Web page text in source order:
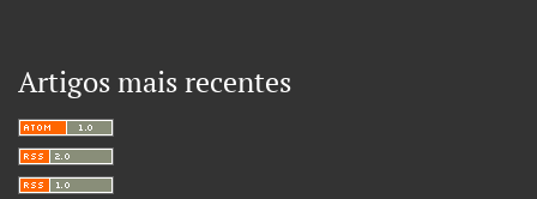
Artigos mais recentes